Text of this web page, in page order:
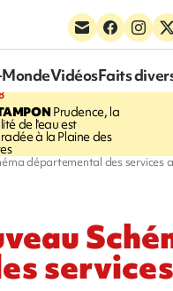
VidéosFaits
Prudence, la
de l'eau est
à la Plaine des
départemental des services